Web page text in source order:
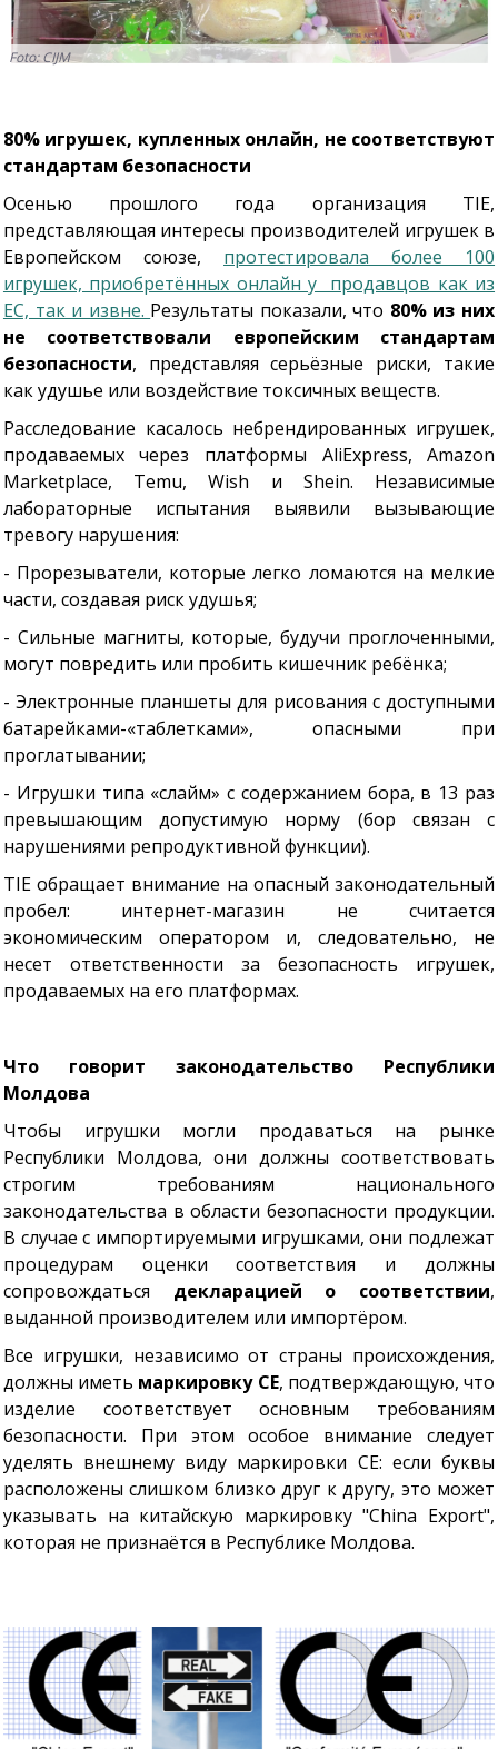
Foto: CIJM
80% игрушек, купленных онлайн, не соответствуют
стандартам безопасности
Осенью прошлого года организация TIE,
представляющая интересы производителей игрушек в
Европейском союзе, протестировала более 100
игрушек, приобретённых онлайн у продавцов как из
ЕС, так и извне. Результаты показали, что 80% из них
не соответствовали европейским стандартам
безопасности, представляя серьёзные риски, такие
как удушье или воздействие токсичных веществ.
Расследование касалось небрендированных игрушек,
продаваемых через платформы AliExpress, Amazon
Marketplace, Temu, Wish и Shein. Независимые
лабораторные испытания выявили вызывающие
тревогу нарушения:
- Прорезыватели, которые легко ломаются на мелкие
части, создавая риск удушья;
- Сильные магниты, которые, будучи проглоченными,
могут повредить или пробить кишечник ребёнка;
- Электронные планшеты для рисования с доступными
батарейками-«таблетками», опасными при
проглатывании;
- Игрушки типа «слайм» с содержанием бора, в 13 раз
превышающим допустимую норму (бор связан с
нарушениями репродуктивной функции).
TIE обращает внимание на опасный законодательный
пробел: интернет-магазин не считается
экономическим оператором и, следовательно, не
несет ответственности за безопасность игрушек,
продаваемых на его платформах.
Что говорит законодательство Республики
Молдова
Чтобы игрушки могли продаваться на рынке
Республики Молдова, они должны соответствовать
строгим требованиям национального
законодательства в области безопасности продукции.
В случае с импортируемыми игрушками, они подлежат
процедурам оценки соответствия и должны
сопровождаться декларацией о соответствии,
выданной производителем или импортёром.
Все игрушки, независимо от страны происхождения,
должны иметь маркировку CE, подтверждающую, что
изделие соответствует основным требованиям
безопасности. При этом особое внимание следует
уделять внешнему виду маркировки CE: если буквы
расположены слишком близко друг к другу, это может
указывать на китайскую маркировку "China Export",
которая не признаётся в Республике Молдова.